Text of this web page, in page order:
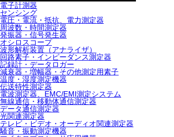
電子計測器
センシング
電圧・電流・抵抗、電力測定器
周波数・時間測定器
発振器・信号発生器
オシロスコープ
波形解析装置（アナライザ）
回路素子・インピーダンス測定器
記録計・データロガー
減衰器・増幅器・その他測定用素子
温度・湿度測定機器
伝送特性測定器
電波測定器、EMC/EMI測定システム
無線通信・移動体通信測定器
データ通信測定器
光関連測定器
テレビ・ビデオ・オーディオ関連測定器
騒音・振動測定機器